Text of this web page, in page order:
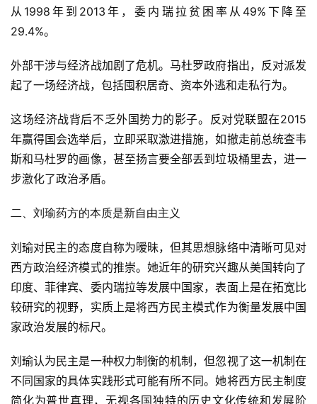
从1998年到2013年，委内瑞拉贫困率从49%下降至
29.4%。
外部干涉与经济战加剧了危机。马杜罗政府指出，反对派发
起了一场经济战，包括囤积居奇、资本外逃和走私行为。
这场经济战背后不乏外国势力的影子。反对党联盟在2015
年赢得国会选举后，立即采取激进措施，如撤走前总统查韦
斯和马杜罗的画像，甚至扬言要全部丢到垃圾桶里去，进一
步激化了政治矛盾。
二、刘瑜药方的本质是新自由主义
刘瑜对民主的态度自称为暧昧，但其思想脉络中清晰可见对
西方政治经济模式的推崇。她近年的研究兴趣从美国转向了
印度、菲律宾、委内瑞拉等发展中国家，表面上是在拓宽比
较研究的视野，实质上是将西方民主模式作为衡量发展中国
家政治发展的标尺。
刘瑜认为民主是一种权力制衡的机制，但忽视了这一机制在
不同国家的具体实践形式可能有所不同。她将西方民主制度
简化为普世真理，无视各国独特的历史文化传统和发展阶